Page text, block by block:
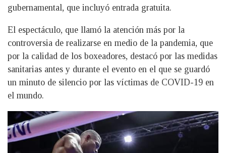
gubernamental, que incluyó entrada gratuita.
El espectáculo, que llamó la atención más por la
controversia de realizarse en medio de la pandemia, que
por la calidad de los boxeadores, destacó por las medidas
sanitarias antes y durante el evento en el que se guardó
un minuto de silencio por las víctimas de COVID-19 en
el mundo.